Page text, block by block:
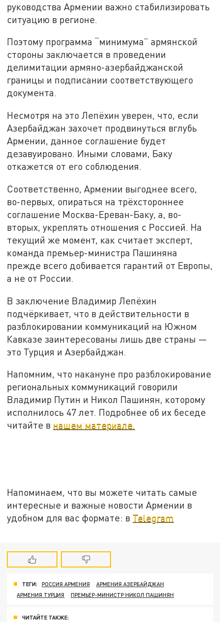
руководства Армении важно стабилизировать
ситуацию в регионе.
Поэтому программа “минимума” армянской
стороны заключается в проведении
делимитации армяно-азербайджанской
границы и подписании соответствующего
документа.
Несмотря на это Лепёхин уверен, что, если
Азербайджан захочет продвинуться вглубь
Армении, данное соглашение будет
дезавуировано. Иными словами, Баку
откажется от его соблюдения.
Соответственно, Армении выгоднее всего,
во-первых, опираться на трёхстороннее
соглашение Москва-Ереван-Баку, а, во-
вторых, укреплять отношения с Россией. На
текущий же момент, как считает эксперт,
команда премьер-министра Пашиняна
прежде всего добивается гарантий от Европы,
а не от России.
В заключение Владимир Лепёхин
подчёркивает, что в действительности в
разблокировании коммуникаций на Южном
Кавказе заинтересованы лишь две страны —
это Турция и Азербайджан.
Напомним, что накануне про разблокирование
региональных коммуникаций говорили
Владимир Путин и Никол Пашинян, которому
исполнилось 47 лет. Подробнее об их беседе
читайте в нашем материале.
Напоминаем, что вы можете читать самые
интересные и важные новости Армении в
удобном для вас формате: в Telegram
ТЕГИ: РОССИЯ АРМЕНИЯ
АРМЕНИЯ АЗЕРБАЙДЖАН
АРМЕНИЯ ТУРЦИЯ
ПРЕМЬЕР-МИНИСТР НИКОЛ ПАШИНЯН
ЧИТАЙТЕ ТАКЖЕ: